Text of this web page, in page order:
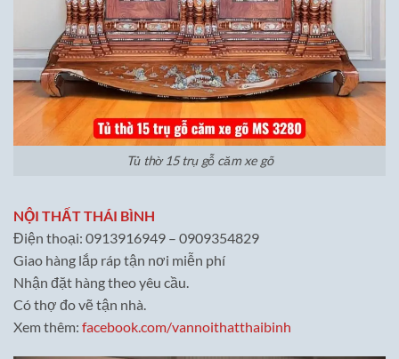
Tủ thờ 15 trụ gỗ căm xe gõ
NỘI THẤT THÁI BÌNH
Điện thoại: 0913916949 – 0909354829
Giao hàng lắp ráp tận nơi miễn phí
Nhận đặt hàng theo yêu cầu.
Có thợ đo vẽ tận nhà.
Xem thêm: facebook.com/vannoithatthaibinh